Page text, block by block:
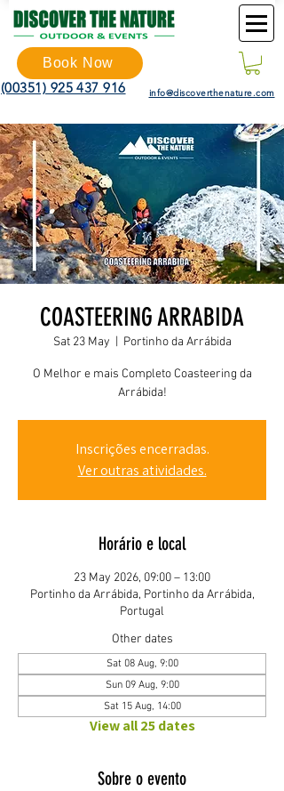
Book Now
(00351) 925 437 916 info@discoverthenature.com
COASTEERING ARRABIDA
Sat 23 May Portinho da Arrábida
O Melhor e mais Completo Coasteering da
Arrábida!
Inscrições encerradas.
Ver outras atividades.
Horário e local
23 May 2026, 09:00 – 13:00
Portinho da Arrábida, Portinho da Arrábida,
Portugal
Other dates
Sat 08 Aug, 9:00
Sun 09 Aug, 9:00
Sat 15 Aug, 14:00
View all 25 dates
Sobre o evento